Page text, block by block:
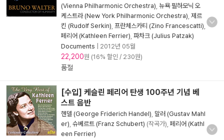
(Vienna Philharmonic Orchestra) 뉴욕 필하모닉 오
케스트라 (New York Philharmonic Orchestra) 제르
킨 (Rudolf Serkin) 프란체스카티 (Zino Francescatti)
페리어 (Kathleen Ferrier) 파차크 (Julius Patzak)
Documents
2012년 05월
22,200원 (16% 할인 / 230원)
품절
[수입] 케슬린 페리어 탄생 100주년 기념 베
스트 음반
헨델 (George Friderich Handel) 말러 (Gustav Mahl
er) 슈베르트 (Franz Schubert) (작곡가), 페리어 (Kathl
een Ferrier)